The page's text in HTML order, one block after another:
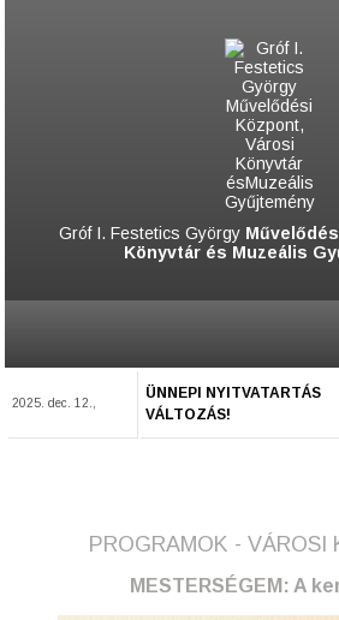
Gróf I. Festetics György
Könyvtár és Muzeális
2025. dec. 12.,
ÜNNEPI NYITVATARTÁS
VÁLTOZÁS!
PROGRAMOK - VÁROSI
MESTERSÉGEM: A